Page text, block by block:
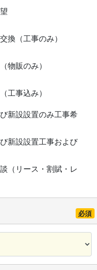
換（工事のみ）
物販のみ）
工事込み）
新設設置のみ工事希
新設設置工事および
（リース・割賦・レ
必須